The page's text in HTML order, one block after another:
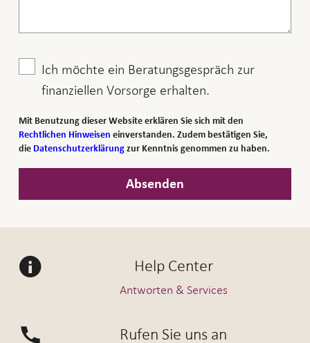
Ich möchte ein Beratungsgespräch zur
finanziellen Vorsorge erhalten.
Mit Benutzung dieser Website erklären Sie sich mit den
Rechtlichen Hinweisen einverstanden. Zudem bestätigen Sie,
die Datenschutzerklärungzur Kenntnis genommen zu haben.
Absenden
Help Center
Antworten & Services
Rufen Sie uns an